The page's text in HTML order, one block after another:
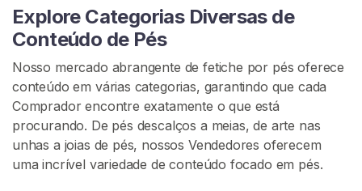
Explore Categorias Diversas de
Conteúdo de Pés
Nosso mercado abrangente de fetiche por pés oferece
conteúdo em várias categorias, garantindo que cada
Comprador encontre exatamente o que está
procurando. De pés descalços a meias, de arte nas
unhas a joias de pés, nossos Vendedores oferecem
uma incrível variedade de conteúdo focado em pés.
n
i
d
a
d
e
F
e
t